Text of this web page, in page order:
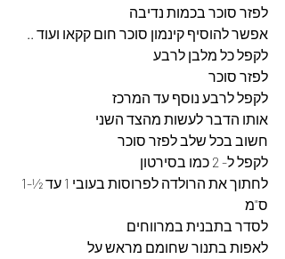
לפזר סוכר בכמות נדיבה
אפשר להוסיף קינמון סוכר חום קקאו ועוד ..
לקפל כל מלבן לרבע
לפזר סוכר
לקפל לרבע נוסף עד המרכז
אותו הדבר לעשות מהצד השני
חשוב בכל שלב לפזר סוכר
לקפל ל- 2 כמו בסירטון
ס"מ
לסדר בתבנית במרווחים
לאפות בתנור שחומם מראש על